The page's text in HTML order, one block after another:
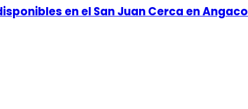
en el San Juan Cerca en Angaco